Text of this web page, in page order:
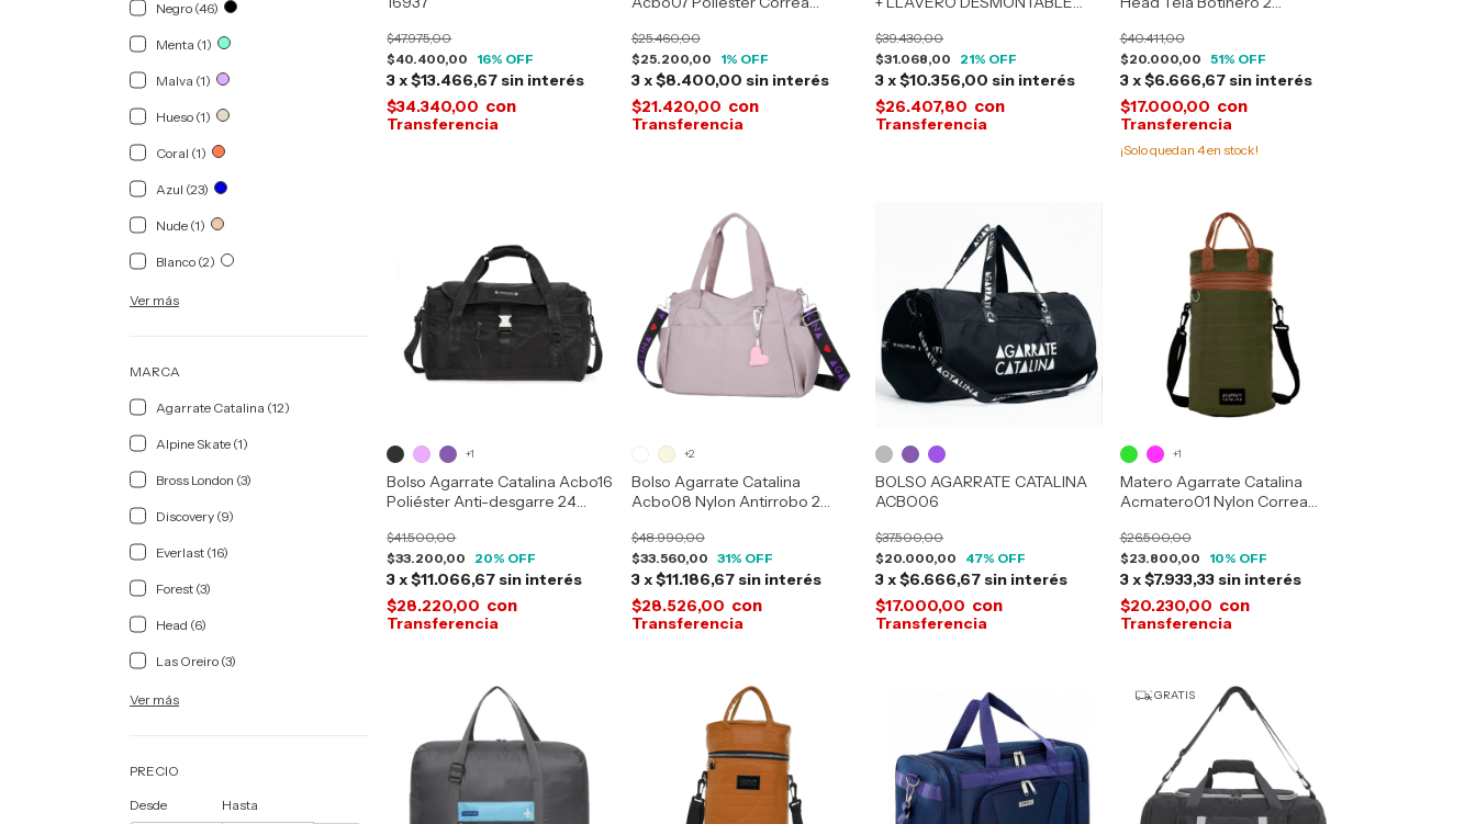
Negro (46)
Menta (1)
Malva (1)
Hueso (1)
Coral (1)
Azul (23)
Nude (1)
Blanco (2)
Ver más
MARCA
Agarrate Catalina (12)
Alpine Skate (1)
Bross London (3)
Discovery (9)
Everlast (16)
Forest (3)
Head (6)
Las Oreiro (3)
Ver más
PRECIO
Desde Hasta
$40.400,00
$47.975,00
16% OFF
3x$13.466,67 sin interés
$34.340,00 con
$25.200,00
$25.460,00
1% OFF
3x$8.400,00 sin interés
$21.420,00 con
$31.068,00
$39.430,00
21% OFF
3x$10.356,00 sin interés
$26.407,80 con
$20.000,00
$40.411,00
51% OFF
3x$6.666,67 sin interés
$17.000,00 con
¡Solo quedan 4en stock!
Bolso Agarrate Catalina Acbo16
Poliéster Anti-desgarre 24
$33.200,00
$41.500,00
20% OFF
3x$11.066,67 sin interés
$28.220,00 con
+1
Bolso Agarrate Catalina
Acbo08 Nylon Antirrobo 2
$33.560,00
$48.990,00
31% OFF
3x$11.186,67 sin interés
$28.526,00 con
+2
BOLSO AGARRATE CATALINA
ACBO06
$20.000,00
$37.500,00
47% OFF
3x$6.666,67 sin interés
$17.000,00 con
Matero Agarrate Catalina
Acmatero01 Nylon Correa
$23.800,00
$26.500,00
10% OFF
3x$7.933,33 sin interés
$20.230,00 con
+1
GRATIS